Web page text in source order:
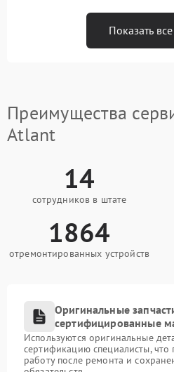
Показать все
Преимущества
Atlant
14
сотрудников в штате
1864
отремонтированных устройств
Оригинальные
сертифицированные
Используются оригинальные
сертификацию специалисты, что
работу после ремонта и